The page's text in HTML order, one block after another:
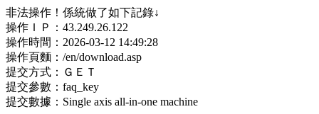
非法操作！係統做了如下記錄↓
操作ＩＰ：43.249.26.122
操作時間：2026-03-12 14:49:28
操作頁麵：/en/download.asp
提交方式：ＧＥＴ
提交參數：faq_key
提交數據：Single axis all-in-one machine